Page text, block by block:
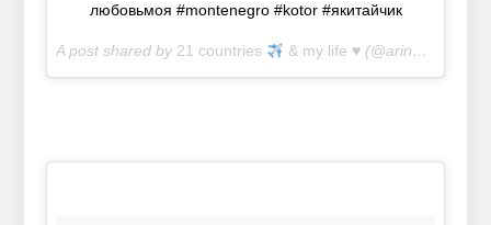
любовьмоя #montenegro #kotor #якитайчик
A post shared by 21 countries & my life ♥️ (@arinarikki) on